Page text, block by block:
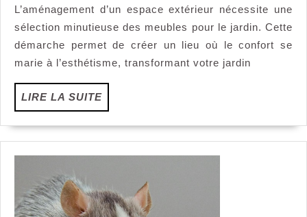
meubles
pour
le
jardin
sublimer
votre
extérieur
L’aménagement d’un espace extérieur nécessite une
sélection minutieuse des meubles pour le jardin. Cette
démarche permet de créer un lieu où le confort se
marie à l’esthétisme, transformant votre jardin
LIRE LA SUITELIRE
LA
SUITE